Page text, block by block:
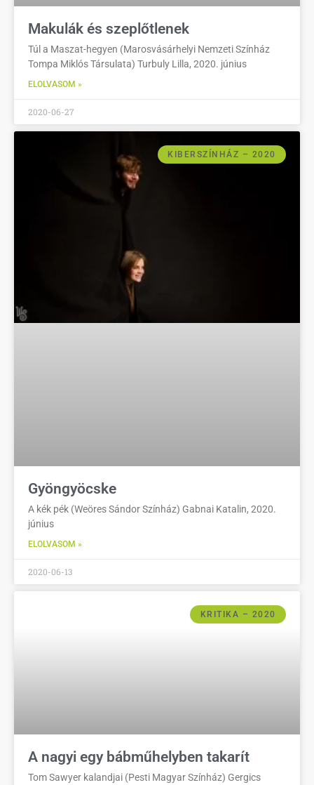
Makulák és szeplőtlenek
Túl a Maszat-hegyen (Marosvásárhelyi Nemzeti Színház
Tompa Miklós Társulata) Turbuly Lilla, 2020. június
ELOLVASOM »
2020-06-27
KIBERSZÍNHÁZ – 2020
Gyöngyöcske
A kék pék (Weöres Sándor Színház) Gabnai Katalin, 2020.
június
ELOLVASOM »
2020-06-13
KRITIKA – 2020
A nagyi egy bábműhelyben takarít
Tom Sawyer kalandjai (Pesti Magyar Színház) Gergics